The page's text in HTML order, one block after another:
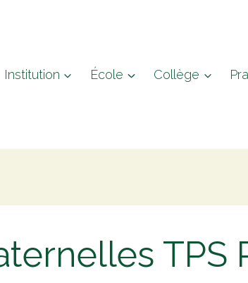
Institution École Collège
TPS